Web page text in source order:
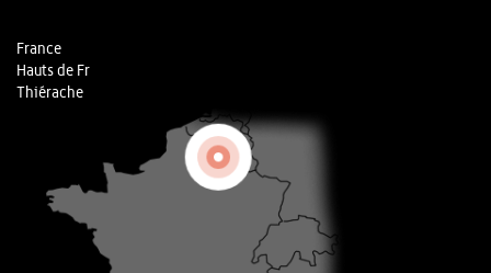
France
Hauts de Fr
Thiérache